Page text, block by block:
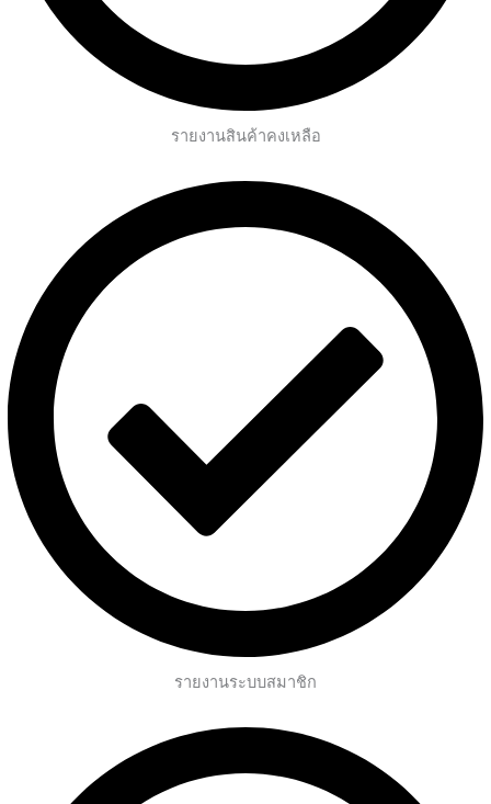
รายงานสินค้าคงเหลือ
รายงานระบบสมาชิก